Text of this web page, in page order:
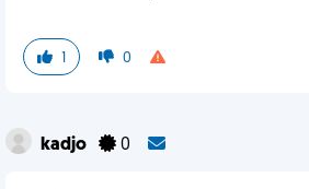
1 0
kadjo 0